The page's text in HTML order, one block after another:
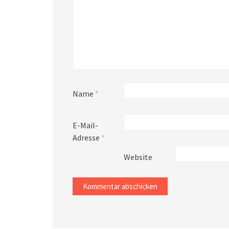
Name *
E-Mail-
Adresse *
Website